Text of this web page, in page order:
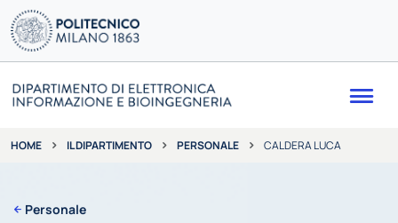
HOME IL DIPARTIMENTO PERSONALE CALDERA LUCA
Personale